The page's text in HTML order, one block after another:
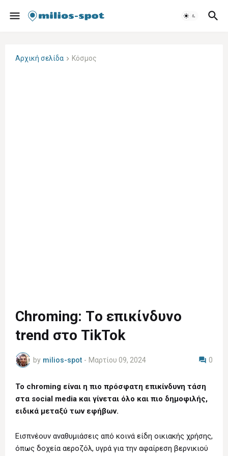
Αρχική σελίδα Κόσμος
Chroming: Τo επικίνδυνο
trend στο TikTok
by milios-spot - Μαρτίου 09, 2024 0
Το chroming είναι η πιο πρόσφατη επικίνδυνη τάση
στα social media και γίνεται όλο και πιο δημοφιλής,
ειδικά μεταξύ των εφήβων.
Εισπνέουν αναθυμιάσεις από κοινά είδη οικιακής χρήσης,
όπως δοχεία αεροζόλ, υγρά για την αφαίρεση βερνικιού